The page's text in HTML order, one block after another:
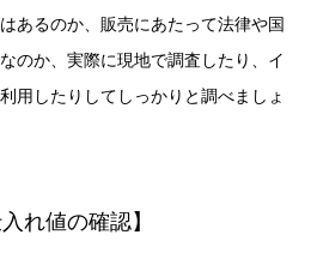
あるのか、販売にあたって法律や国
のか、実際に現地で調査したり、イ
用したりしてしっかりと調べましょ
れ値の確認】